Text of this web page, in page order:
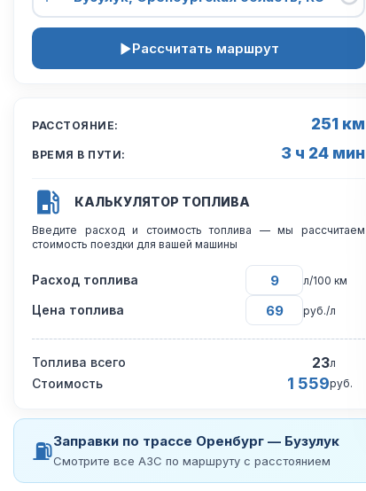
Рассчитать маршрут
РАССТОЯНИЕ: 251 км
ВРЕМЯ В ПУТИ: 3 ч 24 мин
КАЛЬКУЛЯТОР ТОПЛИВА
Введите расход и стоимость топлива — мы рассчитаем
стоимость поездки для вашей машины
Расход топлива л/100 км
Цена топлива руб./л
Топлива всего 23л
Стоимость 1 559руб.
⛽Заправки по трассе Оренбург — Бузулук
Смотрите все АЗС по маршруту с расстоянием